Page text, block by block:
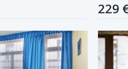
229